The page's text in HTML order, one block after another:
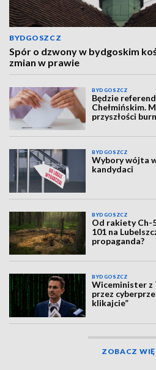
BYDGOSZCZ
Spór o dzwony w bydgoskim
zmian w prawie
BYDGOSZCZ
Będzie
Chełmińskim.
przyszłości
BYDGOSZCZ
Wybory wójta
kandydaci
BYDGOSZCZ
Od rakiety Ch-
101 na
propaganda?
BYDGOSZCZ
Wiceminister z
przez
klikajcie”
ZOBACZ